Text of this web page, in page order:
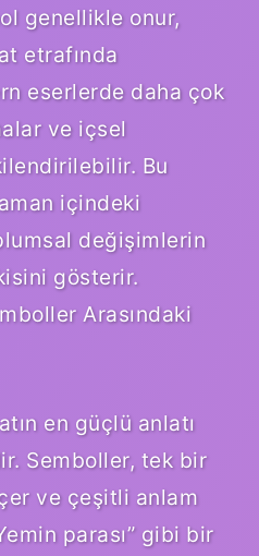
genellikle onur,
etrafında
eserlerde daha çok
ve içsel
Bu
içindeki
değişimlerin
gösterir.
Arasındaki
en güçlü anlatı
Semboller, tek bir
ve çeşitli anlam
parası” gibi bir